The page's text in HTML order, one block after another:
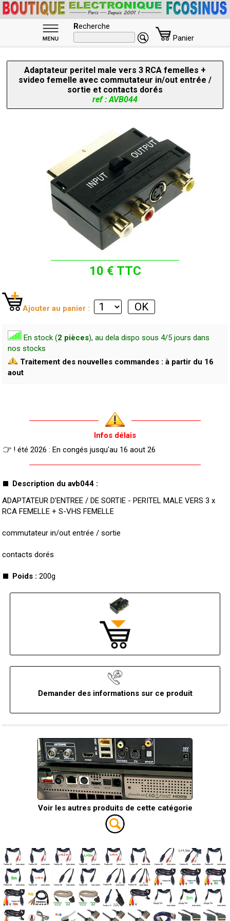
Recherche
Panier
Adaptateur peritel male vers 3 RCA femelles +
svideo femelle avec commutateur in/out entrée /
sortie et contacts dorés
ref : AVB044
10 € TTC
Ajouter au panier :
En stock (2 pièces), au dela dispo sous 4/5 jours dans
nos stocks
Traitement des nouvelles commandes : à partir du 16
aout
Infos délais
! été 2026 : En congés jusqu'au 16 aout 26
Description du avb044 :
ADAPTATEUR D'ENTREE / DE SORTIE - PERITEL MALE VERS 3 x
RCA FEMELLE + S-VHS FEMELLE
commutateur in/out entrée / sortie
contacts dorés
Poids : 200g
Demander des informations sur ce produit
Voir les autres produits de cette catégorie